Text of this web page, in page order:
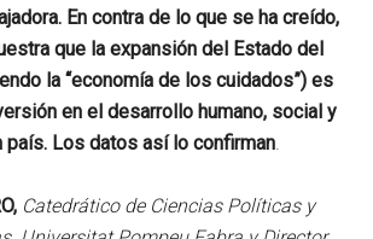
En contra de lo que se ha creído,
que la expansión del Estado del
la “economía de los cuidados”) es
en el desarrollo humano, social y
país. Los datos así lo confirman.
Catedrático de Ciencias Políticas y